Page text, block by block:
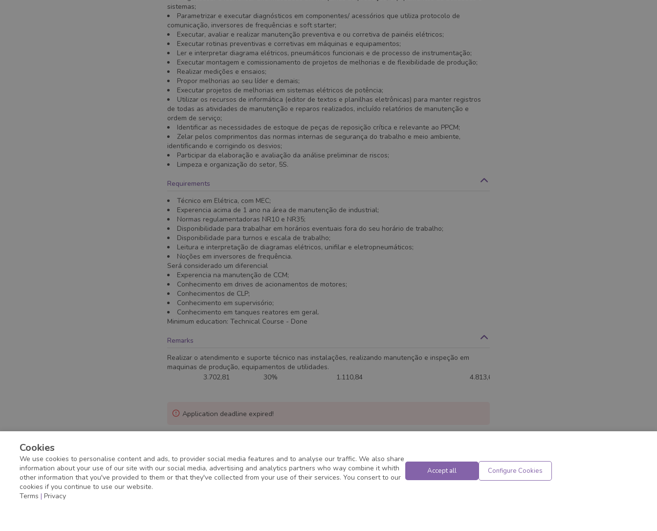
sistemas;
Parametrizar e executar diagnósticos em componentes/ acessórios que utiliza protocolo de
comunicação, inversores de frequências e soft starter;
Executar, avaliar e realizar manutenção preventiva e ou corretiva de painéis elétricos;
Executar rotinas preventivas e corretivas em máquinas e equipamentos;
Ler e interpretar diagrama elétricos, pneumáticos funcionais e de processo de instrumentação;
Executar montagem e comissionamento de projetos de melhorias e de flexibilidade de produção;
Realizar medições e ensaios;
Propor melhorias ao seu líder e demais;
Executar projetos de melhorias em sistemas elétricos de potência;
Utilizar os recursos de informática (editor de textos e planilhas eletrônicas) para manter registros
de todas as atividades de manutenção e reparos realizados, incluído relatórios de manutenção e
ordem de serviço;
Identificar as necessidades de estoque de peças de reposição crítica e relevante ao PPCM;
Zelar pelos comprimentos das normas internas de segurança do trabalho e meio ambiente,
identificando e corrigindo os desvios;
Participar da elaboração e avaliação da análise preliminar de riscos;
Limpeza e organização do setor, 5S.
Requirements
Técnico em Elétrica, com MEC;
Experencia acima de 1 ano na área de manutenção de industrial;
Normas regulamentadoras NR10 e NR35;
Disponibilidade para trabalhar em horários eventuais fora do seu horário de trabalho;
Disponibilidade para turnos e escala de trabalho;
Leitura e interpretação de diagramas elétricos, unifilar e eletropneumáticos;
Noções em inversores de frequência.
Será considerado um diferencial
Experencia na manutenção de CCM;
Conhecimento em drives de acionamentos de motores;
Conhecimentos de CLP;
Conhecimento em supervisório;
Conhecimento em tanques reatores em geral.
Minimum education: Technical Course - Done
Remarks
Realizar o atendimento e suporte técnico nas instalações, realizando manutenção e inspeção em
maquinas de produção, equipamentos de utilidades.
3.702,81
30% 1.110,84 4.813,65
Application deadline expired!
Cookies
We use cookies to personalise content and ads, to provider social media features and to analyse our traffic. We also share
information about your use of our site with our social media, advertising and analytics partners who way combine it whith
other information that you've provided to them or that they've collected from your use of their services. You consert to our
cookies if you continue to use our website.
Terms | Privacy
Accept all Configure Cookies